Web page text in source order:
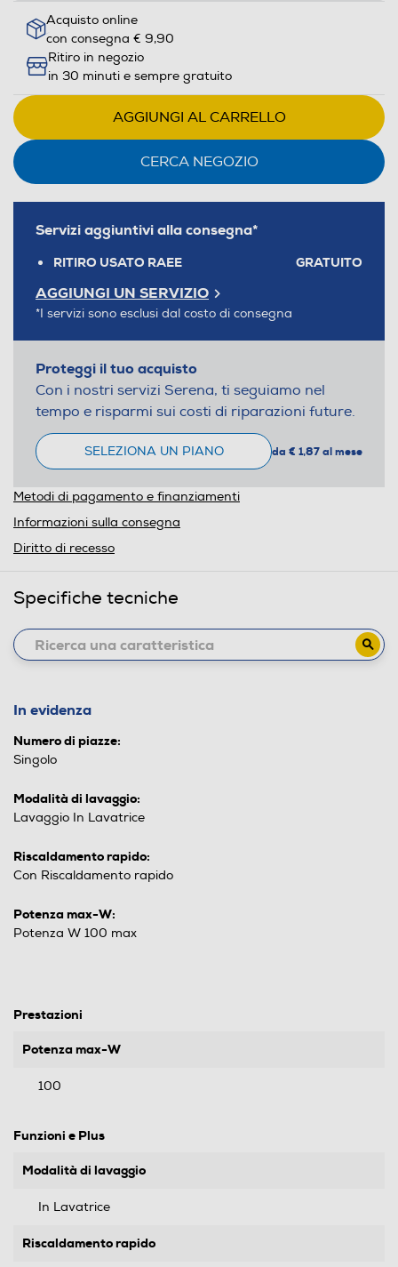
Acquisto online
con consegna € 9,90
Ritiro in negozio
in 30 minuti e sempre gratuito
AGGIUNGI AL CARRELLO
CERCA NEGOZIO
Servizi aggiuntivi alla consegna*
RITIRO USATO RAEE GRATUITO
AGGIUNGI UN SERVIZIO
*I servizi sono esclusi dal costo di consegna
Proteggi il tuo acquisto
Con i nostri servizi Serena, ti seguiamo nel
tempo e risparmi sui costi di riparazioni future.
SELEZIONA UN PIANO da € 1,87 al mese
Metodi di pagamento e finanziamenti
Informazioni sulla consegna
Diritto di recesso
Specifiche tecniche
In evidenza
Numero di piazze:
Singolo
Modalità di lavaggio:
Lavaggio In Lavatrice
Riscaldamento rapido:
Con Riscaldamento rapido
Potenza max-W:
Potenza W 100 max
Prestazioni
Potenza max-W
100
Funzioni e Plus
Modalità di lavaggio
In Lavatrice
Riscaldamento rapido